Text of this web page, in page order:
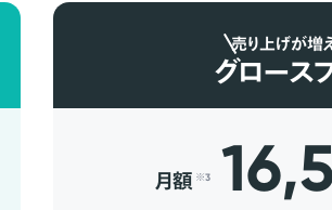
売り上げが増
グロース
月額 ※3